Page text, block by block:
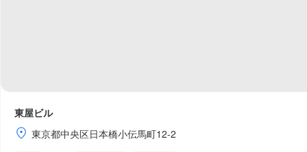
東屋ビル
東京都中央区日本橋小伝馬町12-2